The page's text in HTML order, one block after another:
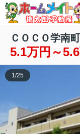
ＣＯＣＯ学南町
5.1万円～
1/25